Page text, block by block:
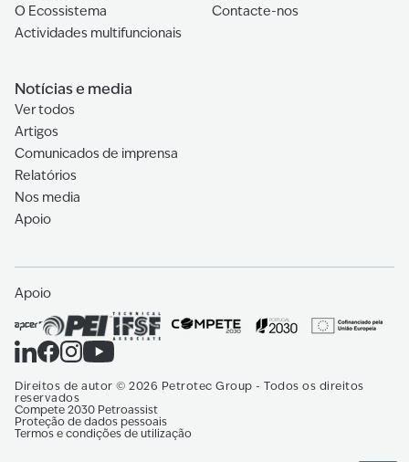
O Ecossistema
Actividades multifuncionais
Contacte-nos
Notícias e media
Ver todos
Artigos
Comunicados de imprensa
Relatórios
Nos media
Apoio
Apoio
Direitos de autor © 2026 Petrotec Group - Todos os direitos
reservados
Compete 2030 Petroassist
Proteção de dados pessoais
Termos e condições de utilização